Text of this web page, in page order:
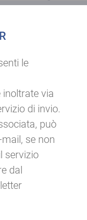
le
via
di invio.
può
se non
servizio
dal